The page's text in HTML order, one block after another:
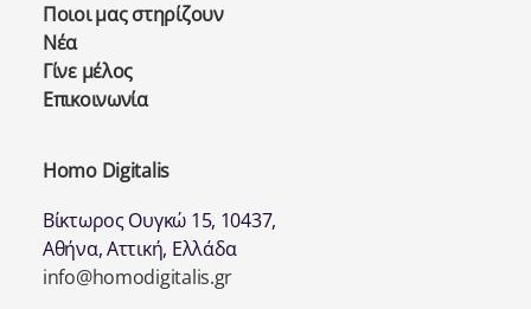
Ποιοι μας στηρίζουν
Νέα
Γίνε μέλος
Επικοινωνία
Homo Digitalis
Βίκτωρος Ουγκώ 15, 10437,
Αθήνα, Αττική, Ελλάδα
info@homodigitalis.gr